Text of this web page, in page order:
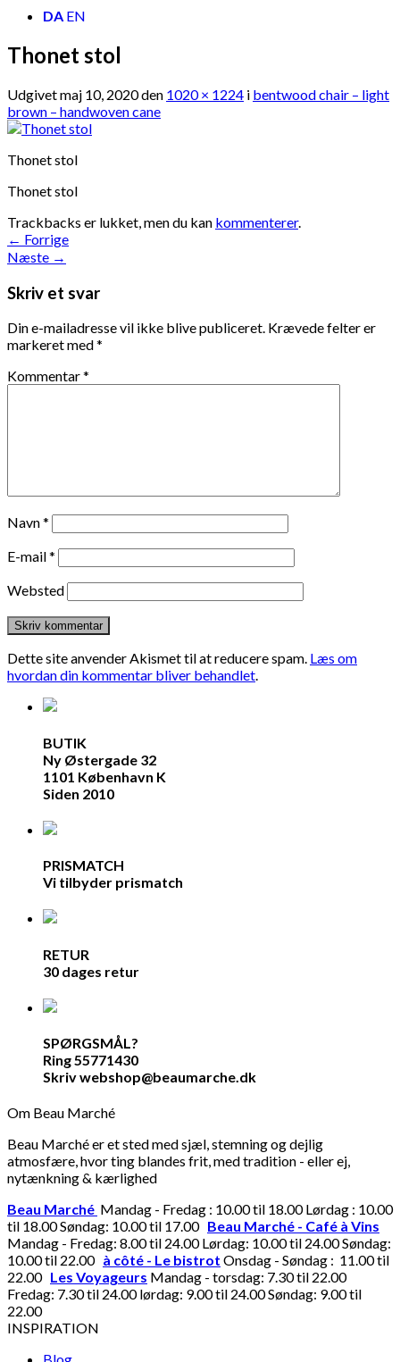
DA EN
Thonet stol
Udgivetmaj 10, 2020den 1020 × 1224 i bentwood chair – light
brown – handwoven cane
Thonet stol
Thonet stol
Trackbacks er lukket, men du kan kommenterer.
← Forrige
Næste →
Skriv et svar
Din e-mailadresse vil ikke blive publiceret. Krævede felter er
markeret med*
Kommentar*
Navn*
E-mail*
Websted
Dette site anvender Akismet til at reducere spam. Læs om
hvordan din kommentar bliver behandlet.
BUTIK
Ny Østergade 32
1101 København K
Siden 2010
PRISMATCH
Vi tilbyder prismatch
RETUR
30 dages retur
SPØRGSMÅL?
Ring 55771430
Skriv webshop@beaumarche.dk
Om Beau Marché
Beau Marché er et sted med sjæl, stemning og dejlig
atmosfære, hvor ting blandes frit, med tradition - eller ej,
nytænkning & kærlighed
Beau Marché Mandag - Fredag : 10.00 til 18.00 Lørdag : 10.00
til 18.00 Søndag: 10.00 til 17.00 Beau Marché - Café à Vins
Mandag - Fredag: 8.00 til 24.00 Lørdag: 10.00 til 24.00 Søndag:
10.00 til 22.00 à côté - Le bistrot Onsdag - Søndag : 11.00 til
22.00 Les Voyageurs Mandag - torsdag: 7.30 til 22.00
Fredag: 7.30 til 24.00 lørdag: 9.00 til 24.00 Søndag: 9.00 til
22.00
INSPIRATION